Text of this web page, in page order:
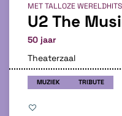
U2 The
50 jaar
MET TALLOZE
Theaterzaal
MUZIEK TRIBUTE